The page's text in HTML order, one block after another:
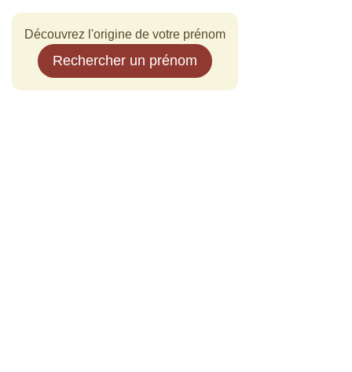
Découvrez l'origine de votre prénom
Rechercher un prénom